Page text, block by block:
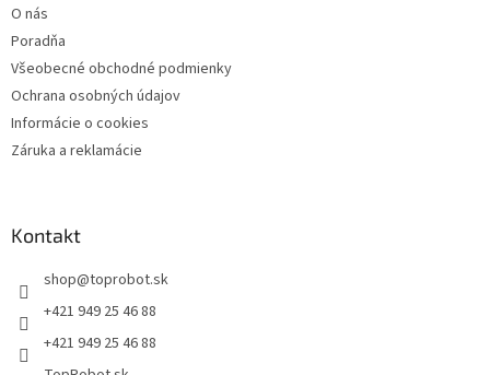
O nás
Poradňa
Všeobecné obchodné podmienky
Ochrana osobných údajov
Informácie o cookies
Záruka a reklamácie
Kontakt
shop@toprobot.sk
+421 949 25 46 88
+421 949 25 46 88